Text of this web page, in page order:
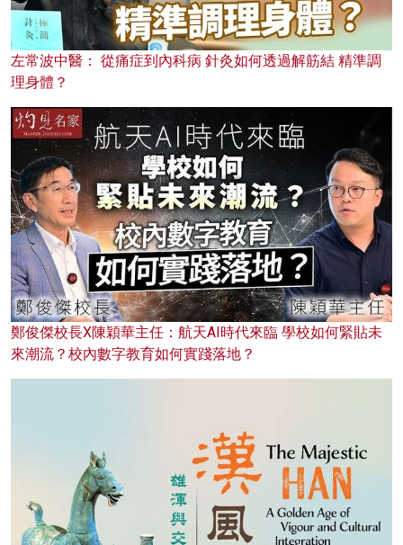
左常波中醫： 從痛症到內科病 針灸如何透過解筋結 精準調
理身體？
鄭俊傑校長X陳穎華主任：航天AI時代來臨 學校如何緊貼未
來潮流？校內數字教育如何實踐落地？